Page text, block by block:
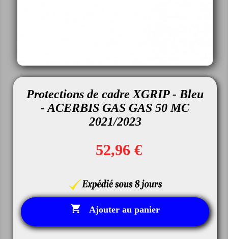
Protections de cadre XGRIP - Bleu
- ACERBIS GAS GAS 50 MC
2021/2023
52,96 €
 Ajouter au panier